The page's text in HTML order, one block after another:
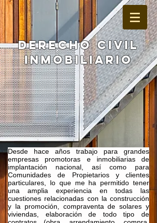
Derecho CIVIL
Inmobiliario
Desde hace años trabajo para grandes
empresas promotoras e inmobiliarias de
implantación nacional, así como para
Comunidades de Propietarios y clientes
particulares, lo que me ha permitido tener
una amplia experiencia en todas las
cuestiones relacionadas con la construcción
y la promoción, compraventa de solares y
viviendas, elaboración de todo tipo de